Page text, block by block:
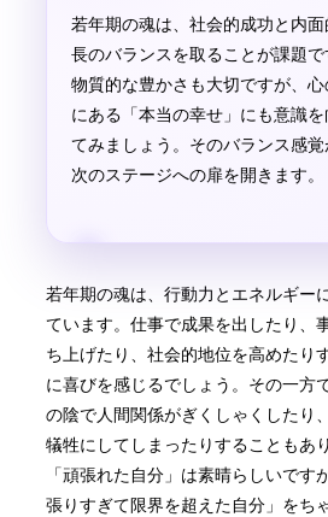
若年期の魂は、社会的成功と内面
長のバランスを取ることが課題で
物質的な豊かさも大切ですが、心
にある「本当の幸せ」にも意識を
てみましょう。そのバランス感覚
次のステージへの扉を開きます。
若年期の魂は、行動力とエネルギー
ています。仕事で成果を出したり、
ち上げたり、社会的地位を高めたり
に喜びを感じるでしょう。その一方
の陰で人間関係がぎくしゃくしたり
犠牲にしてしまったりすることもあ
「頑張れた自分」は素晴らしいです
張りすぎて限界を超えた自分」をち